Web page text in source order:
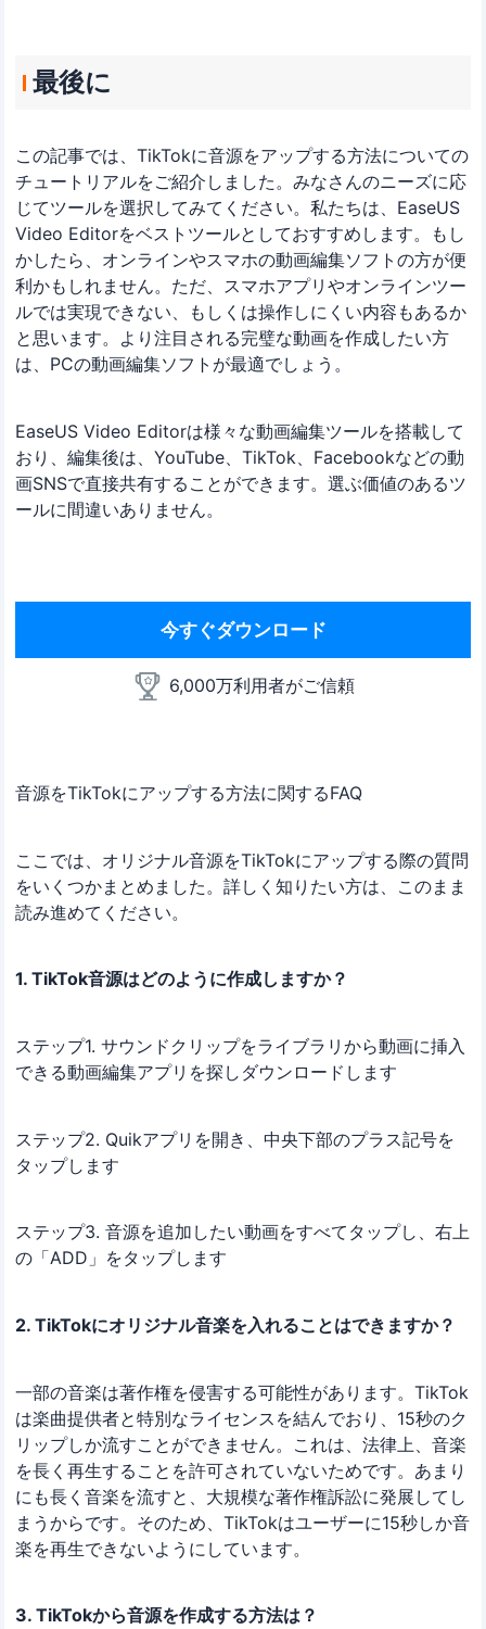
最後に
この記事では、TikTokに音源をアップする方法についての
チュートリアルをご紹介しました。みなさんのニーズに応
じてツールを選択してみてください。私たちは、EaseUS
Video Editorをベストツールとしておすすめします。もし
かしたら、オンラインやスマホの動画編集ソフトの方が便
利かもしれません。ただ、スマホアプリやオンラインツー
ルでは実現できない、もしくは操作しにくい内容もあるか
と思います。より注目される完璧な動画を作成したい方
は、PCの動画編集ソフトが最適でしょう。
EaseUS Video Editorは様々な動画編集ツールを搭載して
おり、編集後は、YouTube、TikTok、Facebookなどの動
画SNSで直接共有することができます。選ぶ価値のあるツ
ールに間違いありません。
今すぐダウンロード
6,000万利用者がご信頼
音源をTikTokにアップする方法に関するFAQ
ここでは、オリジナル音源をTikTokにアップする際の質問
をいくつかまとめました。詳しく知りたい方は、このまま
読み進めてください。
1. TikTok音源はどのように作成しますか？
ステップ1. サウンドクリップをライブラリから動画に挿入
できる動画編集アプリを探しダウンロードします
ステップ2. Quikアプリを開き、中央下部のプラス記号を
タップします
ステップ3. 音源を追加したい動画をすべてタップし、右上
の「ADD」をタップします
2. TikTokにオリジナル音楽を入れることはできますか？
一部の音楽は著作権を侵害する可能性があります。TikTok
は楽曲提供者と特別なライセンスを結んでおり、15秒のク
リップしか流すことができません。これは、法律上、音楽
を長く再生することを許可されていないためです。あまり
にも長く音楽を流すと、大規模な著作権訴訟に発展してし
まうからです。そのため、TikTokはユーザーに15秒しか音
楽を再生できないようにしています。
3. TikTokから音源を作成する方法は？